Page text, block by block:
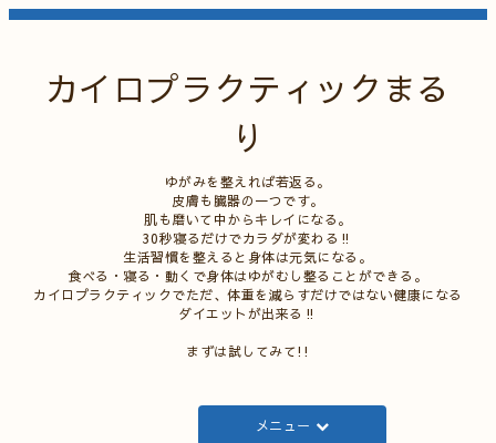
カイロプラクティックまる
り
ゆがみを整えれば若返る。
皮膚も臓器の一つです。
肌も磨いて中からキレイになる。
30秒寝るだけでカラダが変わる‼
生活習慣を整えると身体は元気になる。
食べる・寝る・動くで身体はゆがむし整ることができる。
カイロプラクティックでただ、体重を減らすだけではない健康になる
ダイエットが出来る‼
まずは試してみて!!
メニュー